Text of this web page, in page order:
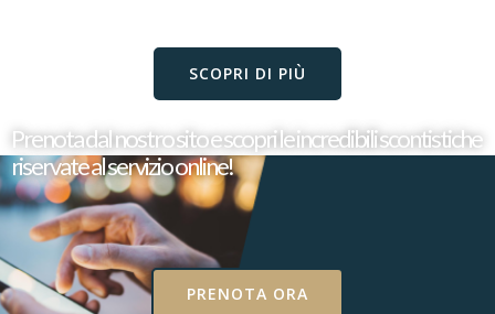
SCOPRI DI PIÙ
Prenota dal nostro sito e scopri le incredibili scontistiche
riservate al servizio online!
PRENOTA ORA